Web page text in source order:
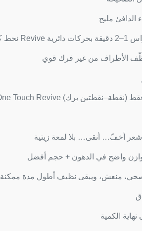
منعش، ويبقى نظيف أطول مدة ممكنة